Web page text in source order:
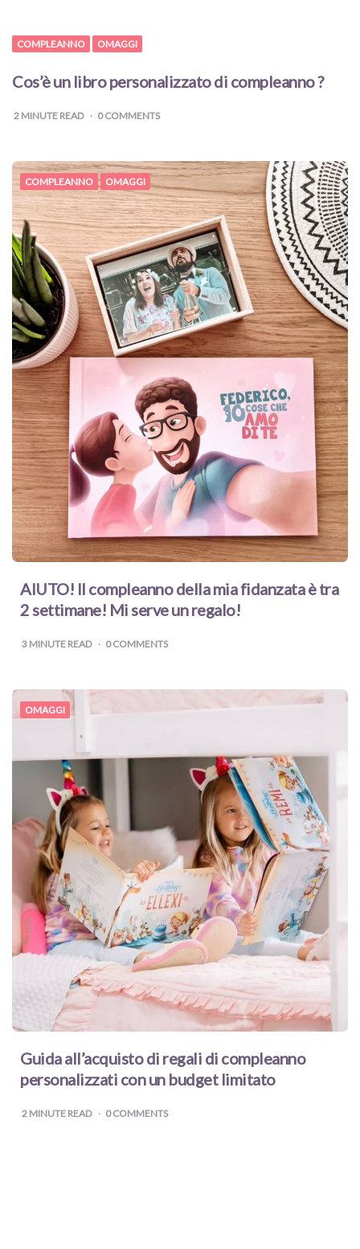
COMPLEANNO OMAGGI
Cos’è un libro personalizzato di compleanno ?
2 MINUTE READ 0 COMMENTS
COMPLEANNO OMAGGI
AIUTO! Il compleanno della mia fidanzata è tra
2 settimane! Mi serve un regalo!
3 MINUTE READ 0 COMMENTS
OMAGGI
Guida all’acquisto di regali di compleanno
personalizzati con un budget limitato
2 MINUTE READ 0 COMMENTS